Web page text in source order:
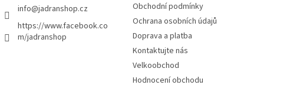
info@jadranshop.cz
https://www.facebook.co
m/jadranshop
Obchodní podmínky
Ochrana osobních údajů
Doprava a platba
Kontaktujte nás
Velkoobchod
Hodnocení obchodu